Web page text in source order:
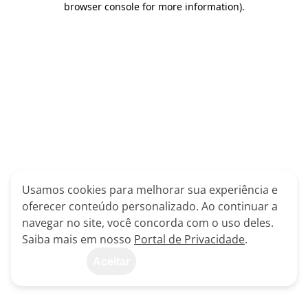
browser console for more information).
Usamos cookies para melhorar sua experiência e
oferecer conteúdo personalizado. Ao continuar a
navegar no site, você concorda com o uso deles.
Saiba mais em nosso Portal de Privacidade.